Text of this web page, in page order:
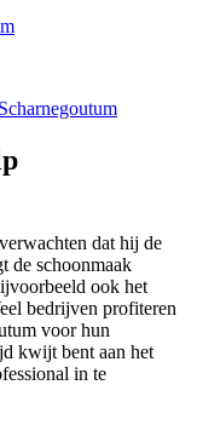
dat hij de
de schoonmaak
ook het
bedrijven profiteren
voor hun
kwijt bent aan het
in te